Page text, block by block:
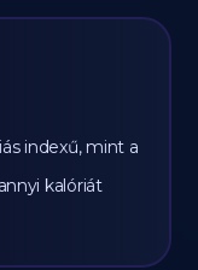
indexű, mint a
kalóriát